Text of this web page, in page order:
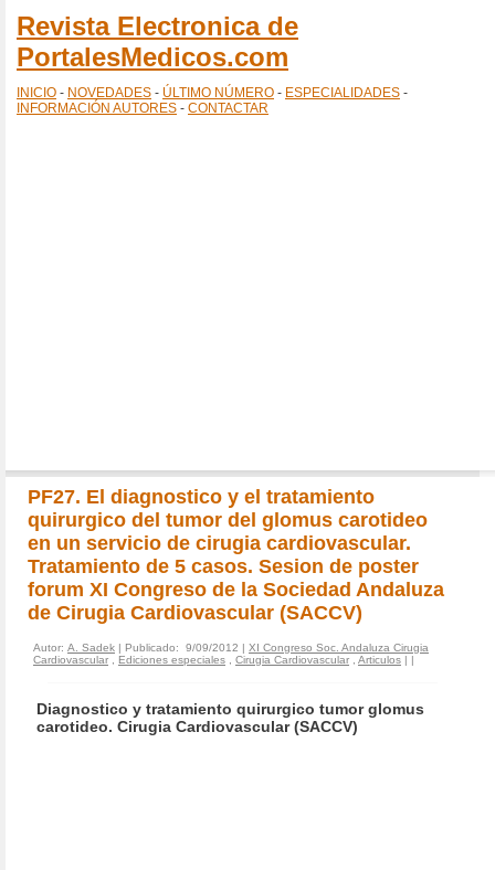
Revista Electronica de
PortalesMedicos.com
INICIO - NOVEDADES - ÚLTIMO NÚMERO - ESPECIALIDADES -
INFORMACIÓN AUTORES - CONTACTAR
PF27. El diagnostico y el tratamiento
quirurgico del tumor del glomus carotideo
en un servicio de cirugia cardiovascular.
Tratamiento de 5 casos. Sesion de poster
forum XI Congreso de la Sociedad Andaluza
de Cirugia Cardiovascular (SACCV)
Autor: A. Sadek | Publicado: 9/09/2012 | XI Congreso Soc. Andaluza Cirugia
Cardiovascular
Ediciones especiales Cirugia Cardiovascular Articulos | |
Diagnostico y tratamiento quirurgico tumor glomus
carotideo. Cirugia Cardiovascular (SACCV)